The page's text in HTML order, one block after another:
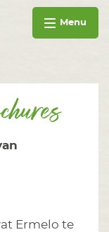
Menu
Ermelo te